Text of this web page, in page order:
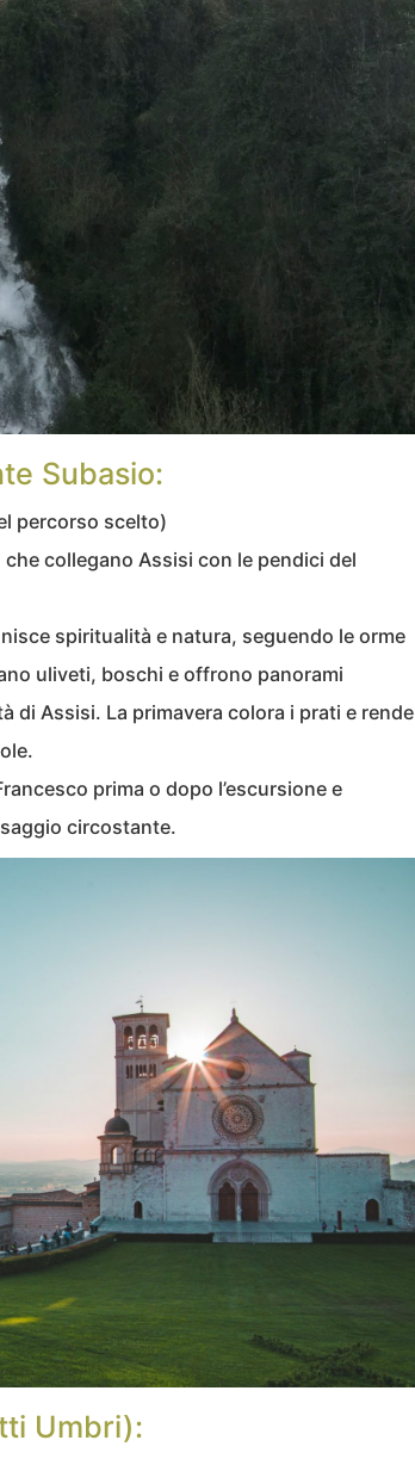
Subasio:
percorso scelto)
collegano Assisi con le pendici del
spiritualità e natura, seguendo le orme
uliveti, boschi e offrono panorami
di Assisi. La primavera colora i prati e rende
prima o dopo l’escursione e
circostante.
Umbri):